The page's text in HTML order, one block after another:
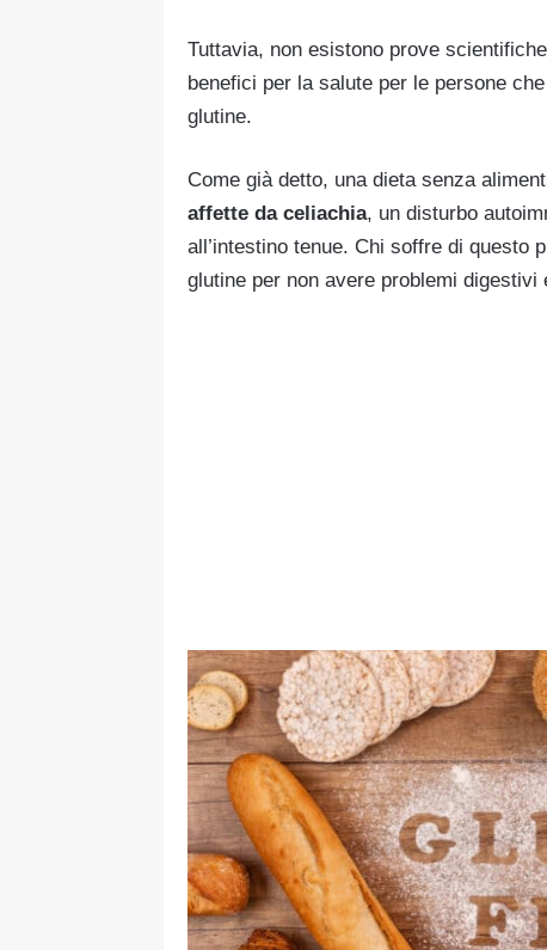
Tuttavia, non esistono prove
benefici per la salute per le persone
glutine.
Come già detto, una dieta senza
affette da celiachia, un disturbo
all’intestino tenue. Chi soffre di questo
glutine per non avere problemi digestivi